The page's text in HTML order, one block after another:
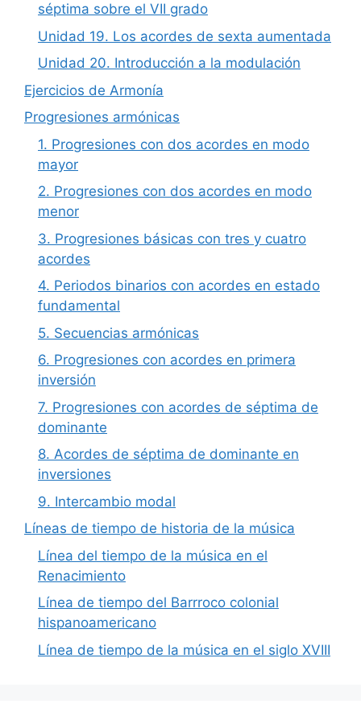
séptima sobre el VII grado
Unidad 19. Los acordes de sexta aumentada
Unidad 20. Introducción a la modulación
Ejercicios de Armonía
Progresiones armónicas
1. Progresiones con dos acordes en modo
mayor
2. Progresiones con dos acordes en modo
menor
3. Progresiones básicas con tres y cuatro
acordes
4. Periodos binarios con acordes en estado
fundamental
5. Secuencias armónicas
6. Progresiones con acordes en primera
inversión
7. Progresiones con acordes de séptima de
dominante
8. Acordes de séptima de dominante en
inversiones
9. Intercambio modal
Líneas de tiempo de historia de la música
Línea del tiempo de la música en el
Renacimiento
Línea de tiempo del Barrroco colonial
hispanoamericano
Línea de tiempo de la música en el siglo XVIII